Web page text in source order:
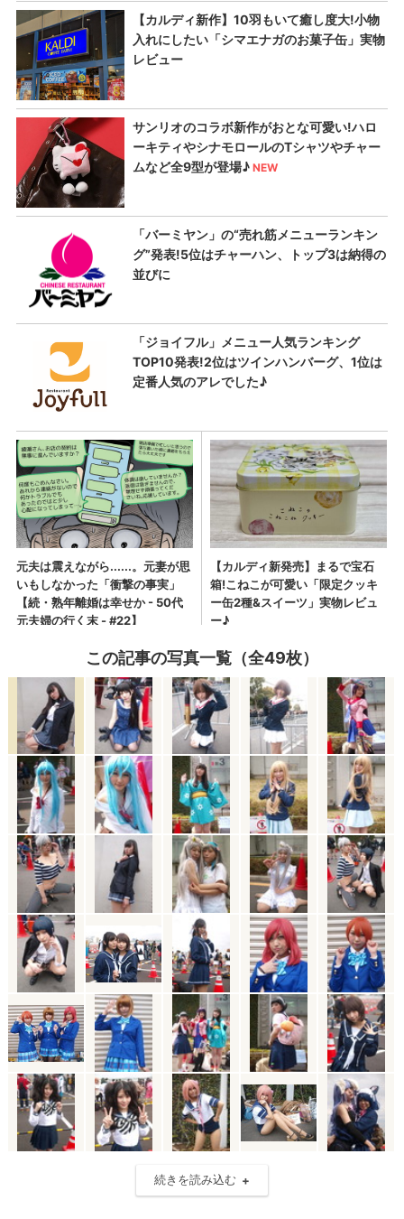
この記事の写真一覧（全49枚）
続きを読み込む